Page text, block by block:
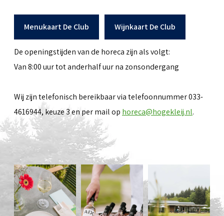
Menukaart De Club Wijnkaart De Club
De openingstijden van de horeca zijn als volgt:
Van 8:00 uur tot anderhalf uur na zonsondergang
Wij zijn telefonisch bereikbaar via telefoonnummer 033-
4616944, keuze 3 en per mail op horeca@hogekleij.nl.